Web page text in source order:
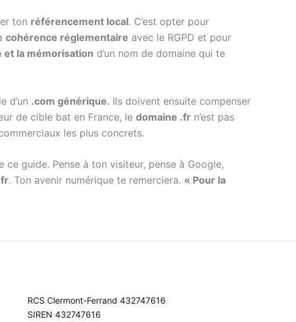
ton référencement local. C’est opter pour
cohérence réglementaire avec le RGPD et pour
et la mémorisation d’un nom de domaine qui te
d’un .com générique. Ils doivent ensuite compenser
de cible bat en France, le domaine .fr n’est pas
les plus concrets.
guide. Pense à ton visiteur, pense à Google,
. Ton avenir numérique te remerciera. « Pour la
RCS Clermont-Ferrand 432747616
SIREN 432747616